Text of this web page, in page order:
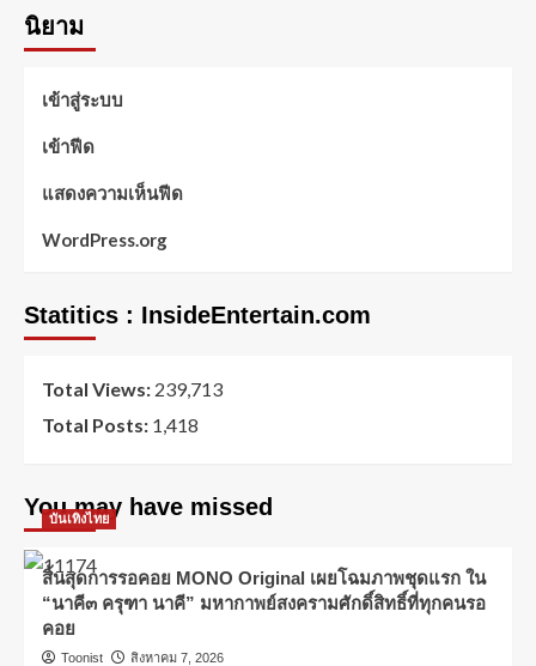
นิยาม
เข้าสู่ระบบ
เข้าฟีด
แสดงความเห็นฟีด
WordPress.org
Statitics : InsideEntertain.com
Total Views: 239,713
Total Posts: 1,418
You may have missed
บันเทิงไทย
สิ้นสุดการรอคอย MONO Original เผยโฉมภาพชุดแรก ใน
“นาคี๓ ครุฑา นาคี” มหากาพย์สงครามศักดิ์สิทธิ์ที่ทุกคนรอ
คอย
Toonist สิงหาคม 7, 2026